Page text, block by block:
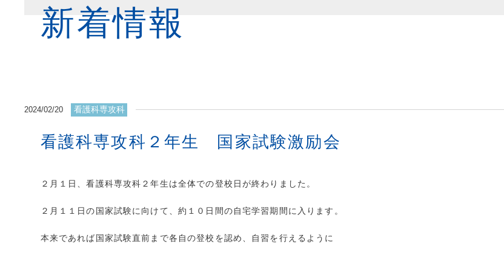
新着情報
2024/02/20 看護科専攻科
看護科専攻科２年生 国家試験激励会
２月１日、看護科専攻科２年生は全体での登校日が終わりました。
２月１１日の国家試験に向けて、約１０日間の自宅学習期間に入ります。
本来であれば国家試験直前まで各自の登校を認め、自習を行えるように